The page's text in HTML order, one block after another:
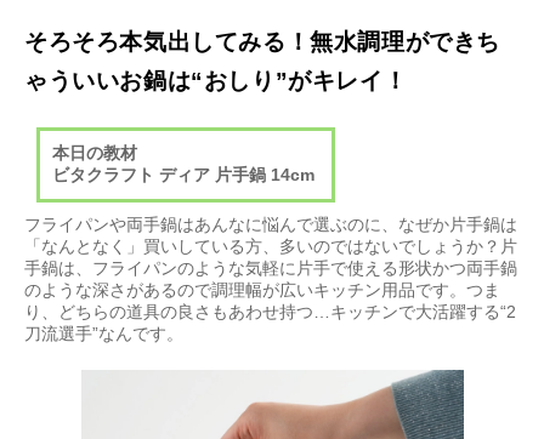
そろそろ本気出してみる！無⽔調理ができち
ゃういいお鍋は“おしり”がキレイ！
本日の教材
ビタクラフト ディア ⽚⼿鍋 14cm
フライパンや両⼿鍋はあんなに悩んで選ぶのに、なぜか⽚⼿鍋は
「なんとなく」買いしている⽅、多いのではないでしょうか？⽚
⼿鍋は、フライパンのような気軽に⽚⼿で使える形状かつ両⼿鍋
のような深さがあるので調理幅が広いキッチン⽤品です。つま
り、どちらの道具の良さもあわせ持つ…キッチンで⼤活躍する“2
⼑流選⼿”なんです。